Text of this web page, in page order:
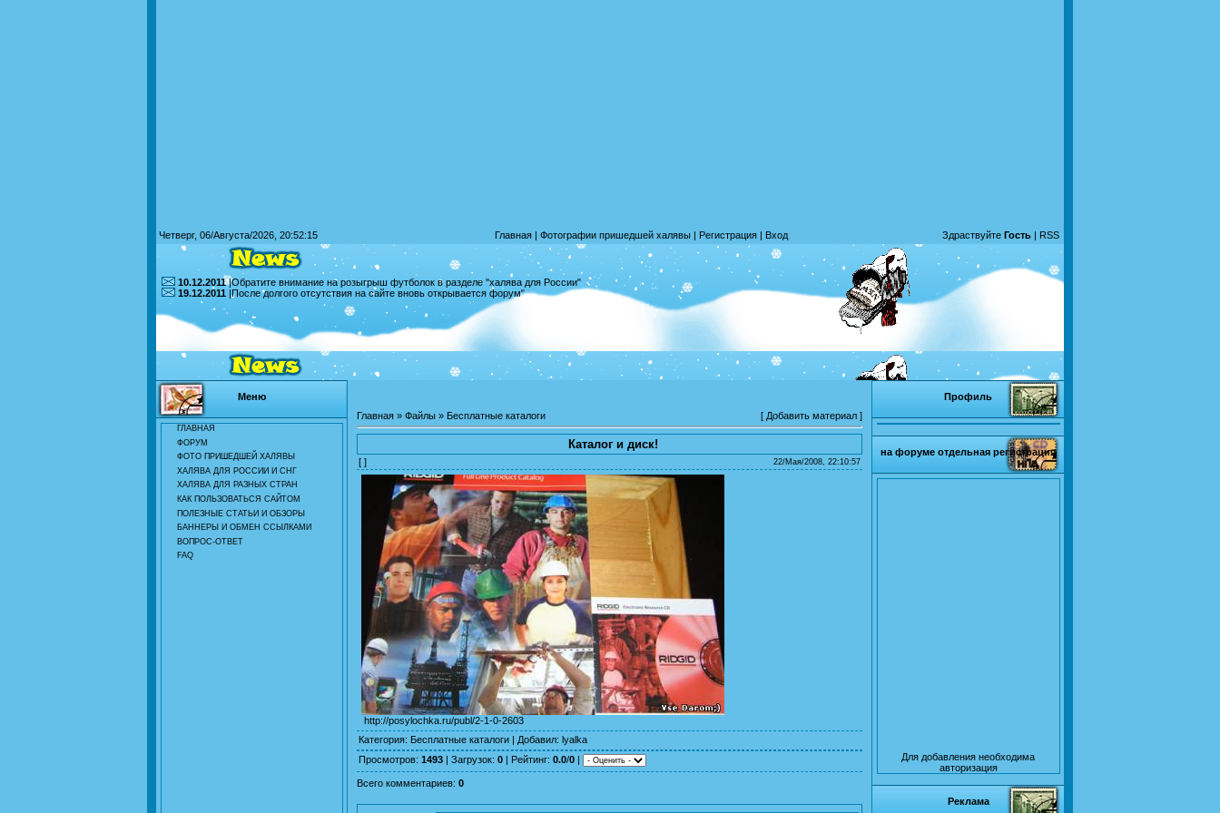
Четверг, 06/Августа/2026, 20:52:15 Главная| Фотографии пришедшей халявы| Регистрация| Вход Здраствуйте Гость | RSS
10.12.2011|Обратите внимание на розыгрыш футболок в разделе "халява для России"
19.12.2011 |После долгого отсутствия на сайте вновь открывается форум"
Меню
ГЛАВНАЯ
ФОРУМ
ФОТО ПРИШЕДШЕЙ ХАЛЯВЫ
ХАЛЯВА ДЛЯ РОССИИ И СНГ
ХАЛЯВА ДЛЯ РАЗНЫХ СТРАН
КАК ПОЛЬЗОВАТЬСЯ САЙТОМ
ПОЛЕЗНЫЕ СТАТЬИ И ОБЗОРЫ
БАННЕРЫ И ОБМЕН ССЫЛКАМИ
ВОПРОС-ОТВЕТ
FAQ
Главная » Файлы » Бесплатные каталоги [ Добавить материал ]
Каталог и диск!
[ ] 22/Мая/2008, 22:10:57
http://posylochka.ru/publ/2-1-0-2603
Категория: Бесплатные каталоги | Добавил: lyalka
Просмотров: 1493 | Загрузок: 0 | Рейтинг: 0.0/0 |
Всего комментариев: 0
Профиль
на форуме отдельная регистрация
Для добавления необходима
авторизация
Реклама